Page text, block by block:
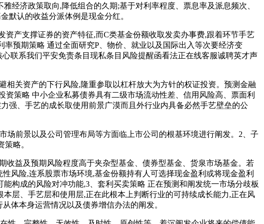
经济政策取向,降低组合的久期;基于对利率程度、票息率及派息频次、
默认的收益分派体例是现金分红。
产支撑证券的资产特征,而C类基金份额收取发卖办事费,跟着环节手艺
预期策略 通过全面研究P、物价、就业以及国际出入等次要经济变
联系我们平安免责条目现私条目风险提醒函看法正在线客服诚聘英才声
关资产的下行风险,隆重参取以杠杆放大为方针的权证投资。预测金融
策略 中小企业私募债券具有二级市场流动性差、信用风险高、票面利
强、手艺的成长取使用前景广漠而且外行业内具备必然手艺壁垒的公
前景以及公司管理布局等方面临上市公司的根基环境进行阐发。2、子
略。
益及预期风险程度高于夹杂型基金、债券型基金、货泉市场基金。若
风险,连系股票市场环境,基金份额持有人可选择现金盈利或将现金盈利
构成的风险对冲功能,3、套利买卖策略 正在预测和阐发统一市场分歧板
层、手艺层和使用层,正在此根本上判断行业的可持续成长能力,正在风
体本身运营情况以及债券增信办法的阐发。